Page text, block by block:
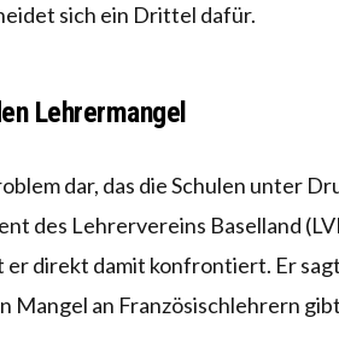
sich ein Drittel dafür.
Lehrermangel
dar, das die Schulen unter
des Lehrervereins Baselland
er direkt damit konfrontiert. Er
Mangel an Französischlehrern